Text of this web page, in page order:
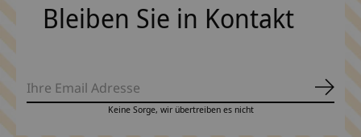
Bleiben Sie in Kontakt
Keine Sorge, wir übertreiben es nicht